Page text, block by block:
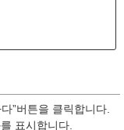
”버튼을 클릭합니다.
표시합니다.